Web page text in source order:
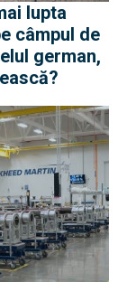
lupta
câmpul de
german,